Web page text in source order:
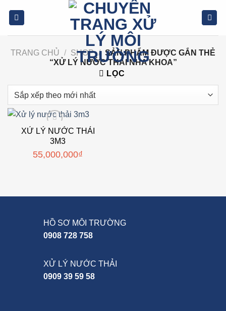
TRANG CHỦ
/ SHOP / SẢN PHẨM ĐƯỢC GẮN THẺ
“XỬ LÝ NƯỚC THẢI NHA KHOA”
LỌC
Add to wishlist
XỬ LÝ NƯỚC THẢI
3M3
55,000,000₫
HỒ SƠ MÔI TRƯỜNG
0908 728 758
XỬ LÝ NƯỚC THẢI
0909 39 59 58